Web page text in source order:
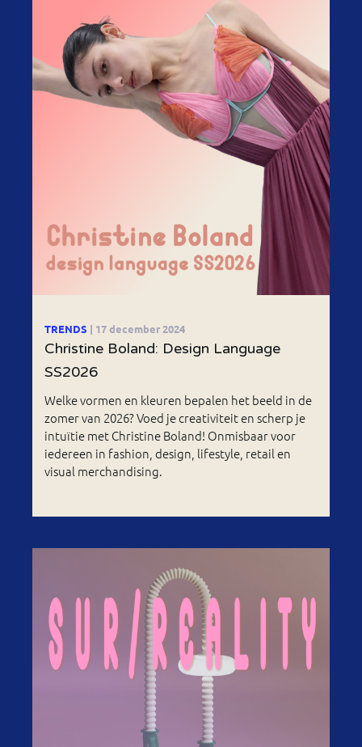
TRENDS | 17 december 2024
Christine Boland: Design Language
SS2026
Welke vormen en kleuren bepalen het beeld in de
zomer van 2026? Voed je creativiteit en scherp je
intuïtie met Christine Boland! Onmisbaar voor
iedereen in fashion, design, lifestyle, retail en
visual merchandising.